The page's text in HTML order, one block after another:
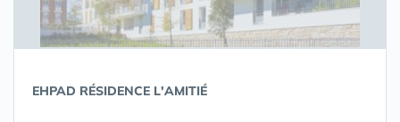
EHPAD RÉSIDENCE L'AMITIÉ